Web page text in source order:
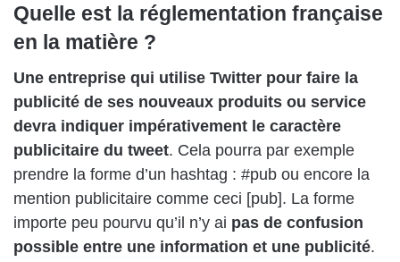
Quelle est la réglementation française
en la matière ?
Une entreprise qui utilise Twitter pour faire la
publicité de ses nouveaux produits ou service
devra indiquer impérativement le caractère
publicitaire du tweet. Cela pourra par exemple
prendre la forme d’un hashtag : #pub ou encore la
mention publicitaire comme ceci [pub]. La forme
importe peu pourvu qu’il n’y ai pas de confusion
possible entre une information et une publicité.